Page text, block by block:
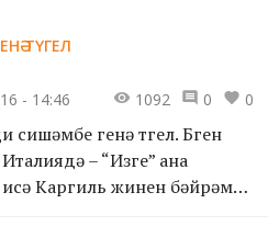
ТҮГЕЛ
- 14:46 1092 0 0
сишәмбе генә түгел. Бүген
– “Изге” ана
Каргиль жинүен бәйрәм